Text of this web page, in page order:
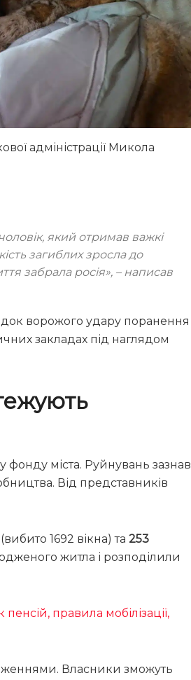
адміністрації Микола
який отримав важкі
загиблих зросла до
забрала росія», – написав
ворожого удару поранення
закладах під наглядом
фонду міста. Руйнувань зазнав
Від представників
(вибито 1692 вікна) та 253
житла і розподілили
правила мобілізації,
Власники зможуть